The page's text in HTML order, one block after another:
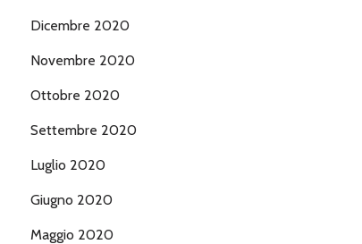
Dicembre 2020
Novembre 2020
Ottobre 2020
Settembre 2020
Luglio 2020
Giugno 2020
Maggio 2020